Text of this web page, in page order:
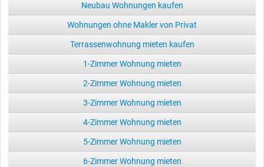
Neubau Wohnungen kaufen
Wohnungen ohne Makler von Privat
Terrassenwohnung mieten kaufen
1-Zimmer Wohnung mieten
2-Zimmer Wohnung mieten
3-Zimmer Wohnung mieten
4-Zimmer Wohnung mieten
5-Zimmer Wohnung mieten
6-Zimmer Wohnung mieten